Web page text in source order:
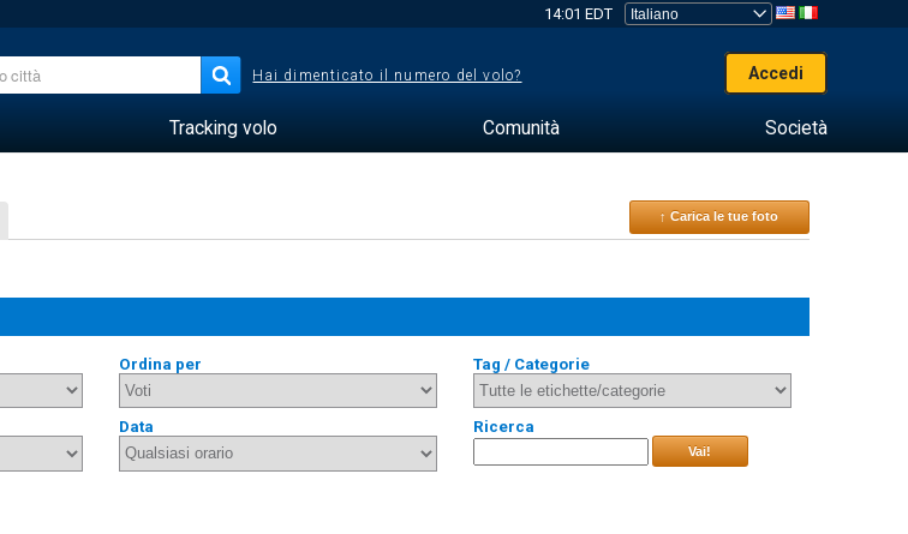
14:01 EDT
Hai dimenticato il numero del volo? Accedi
Tracking volo Comunità Società
↑ Carica le tue foto
Ordina per Tag / Categorie
Data Ricerca
Vai!